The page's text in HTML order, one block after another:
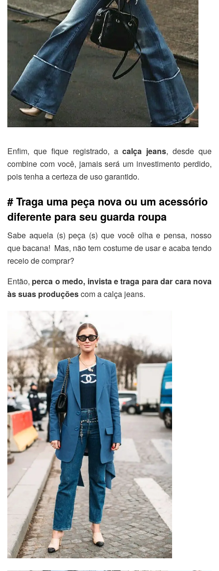
Enfim, que fique registrado, acalça jeans, desde que
combine com você, jamais será um investimento perdido,
pois tenha a certeza de uso garantido.
# Traga uma peça nova ou um acessório
diferente para seu guarda roupa
Sabe aquela (s) peça (s) que você olha e pensa, nosso
que bacana! Mas, não tem costume de usar e acaba tendo
receio de comprar?
Então, perca o medo, invista e traga para dar cara nova
às suas produçõescom a calça jeans.